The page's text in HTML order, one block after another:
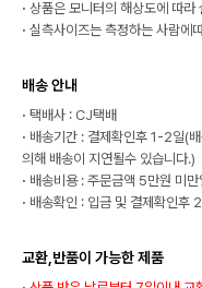
· 상품은 모니터의 해상도에 따라
· 실측사이즈는 측정하는 사람
배송 안내
· 택배사 : CJ택배
· 배송기간 : 결제확인후 1-2일(
의해 배송이 지연될수 있습니다.)
· 배송비용 : 주문금액 5만원 미
· 배송확인 : 입금 및 결제확인후
교환,반품이 가능한 제품